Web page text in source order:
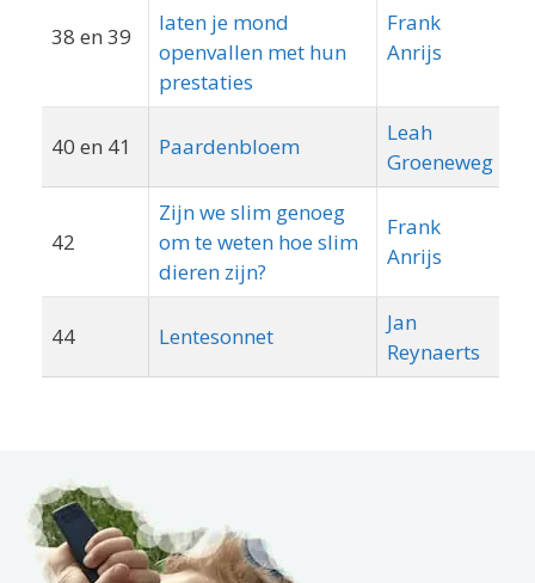
38 en 39
laten je mond
openvallen met hun
prestaties
Frank
Anrijs
40 en 41 Paardenbloem
Leah
Groeneweg
42
Zijn we slim genoeg
om te weten hoe slim
dieren zijn?
Frank
Anrijs
44 Lentesonnet
Jan
Reynaerts